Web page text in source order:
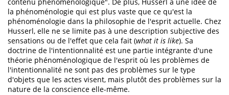
contenu phénoménologique". De plus, Husserl a une idée de
la phénoménologie qui est plus vaste que ce qu'est la
phénoménologie dans la philosophie de l'esprit actuelle. Chez
Husserl, elle ne se limite pas à une description subjective des
sensations ou de l'effet que cela fait (what it is like). Sa
doctrine de l'intentionnalité est une partie intégrante d'une
théorie phénoménologique de l'esprit où les problèmes de
l'intentionnalité ne sont pas des problèmes sur le type
d'objets que les actes visent, mais plutôt des problèmes sur la
nature de la conscience elle-même.